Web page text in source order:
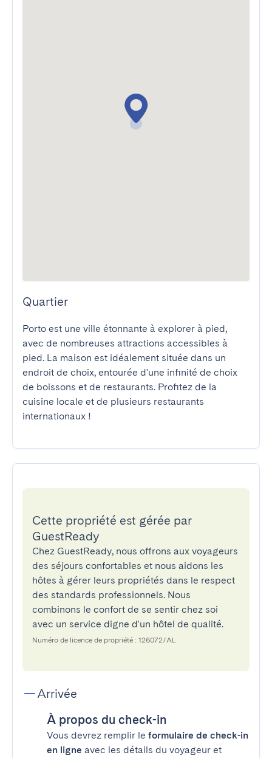
Quartier
Porto est une ville étonnante à explorer à pied,
avec de nombreuses attractions accessibles à
pied. La maison est idéalement située dans un
endroit de choix, entourée d'une infinité de choix
de boissons et de restaurants. Profitez de la
cuisine locale et de plusieurs restaurants
internationaux !
Cette propriété est gérée par
GuestReady
Chez GuestReady, nous offrons aux voyageurs
des séjours confortables et nous aidons les
hôtes à gérer leurs propriétés dans le respect
des standards professionnels. Nous
combinons le confort de se sentir chez soi
avec un service digne d'un hôtel de qualité.
Numéro de licence de propriété : 126072/AL
Arrivée
À propos du check-in
Vous devrez remplir le formulaire de check-in
en ligne avec les détails du voyageur et